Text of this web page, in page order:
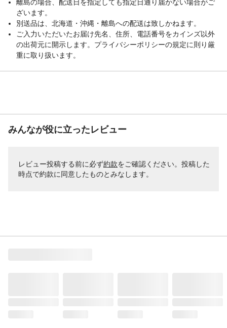
離島の場合、配送日を指定しても指定日通り届かない場合がご
ざいます。
別送品は、北海道・沖縄・離島への配送は致しかねます。
ご入力いただいたお届け先名、住所、電話番号をカインズ以外
の出荷元に開示します。プライバシーポリシーの規定に則り厳
重に取り扱います。
みんなが役に立ったレビュー
レビュー投稿する前に必ず約款をご確認ください。投稿した
時点で約款に同意したものとみなします。